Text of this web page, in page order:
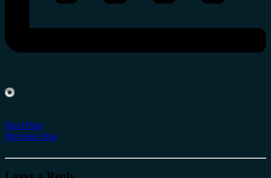
Next Post
Previous Post